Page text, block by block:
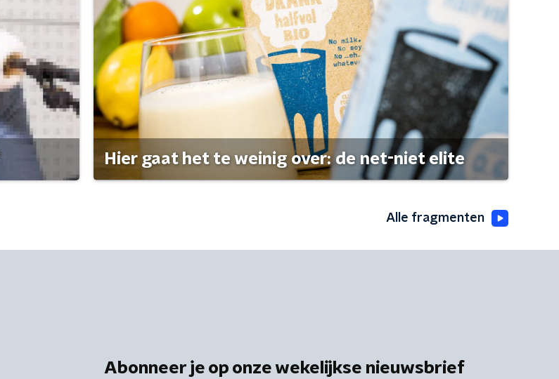
Hier gaat het te weinig over: de net-niet elite
Alle fragmenten
Abonneer je op onze wekelijkse nieuwsbrief